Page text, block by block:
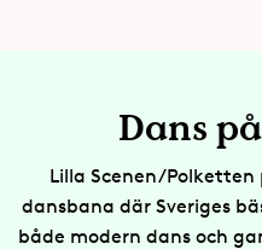
Dans
Lilla Scenen/Polketten
dansbana där Sveriges
både modern dans och